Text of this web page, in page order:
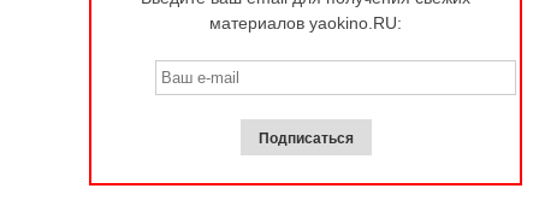
материалов yaokino.RU: